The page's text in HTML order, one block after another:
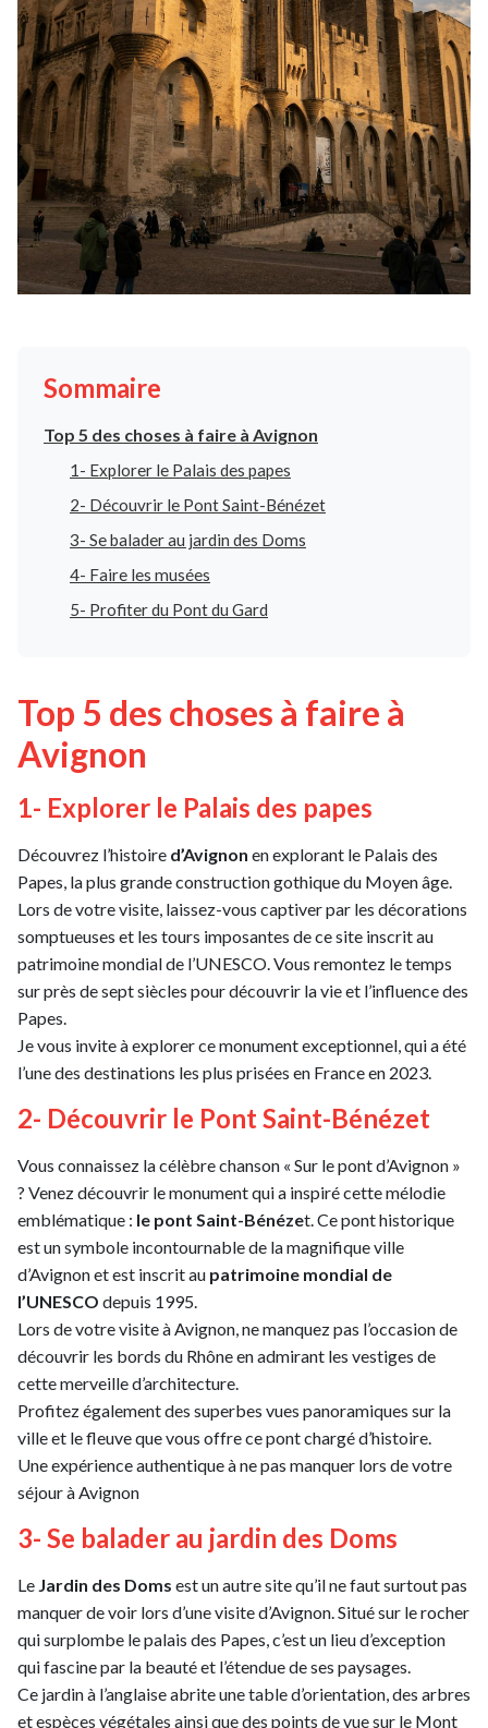
Sommaire
Top 5 des choses à faire à Avignon
1- Explorer le Palais des papes
2- Découvrir le Pont Saint-Bénézet
3- Se balader au jardin des Doms
4- Faire les musées
5- Profiter du Pont du Gard
Top 5 des choses à faire à
Avignon
1- Explorer le Palais des papes
Découvrez l’histoire d’Avignon en explorant le Palais des
Papes, la plus grande construction gothique du Moyen âge.
Lors de votre visite, laissez-vous captiver par les décorations
somptueuses et les tours imposantes de ce site inscrit au
patrimoine mondial de l’UNESCO. Vous remontez le temps
sur près de sept siècles pour découvrir la vie et l’influence des
Papes.
Je vous invite à explorer ce monument exceptionnel, qui a été
l’une des destinations les plus prisées en France en 2023.
2- Découvrir le Pont Saint-Bénézet
Vous connaissez la célèbre chanson « Sur le pont d’Avignon »
? Venez découvrir le monument qui a inspiré cette mélodie
emblématique : le pont Saint-Bénézet. Ce pont historique
est un symbole incontournable de la magnifique ville
d’Avignon et est inscrit au patrimoine mondial de
l’UNESCO depuis 1995.
Lors de votre visite à Avignon, ne manquez pas l’occasion de
découvrir les bords du Rhône en admirant les vestiges de
cette merveille d’architecture.
Profitez également des superbes vues panoramiques sur la
ville et le fleuve que vous offre ce pont chargé d’histoire.
Une expérience authentique à ne pas manquer lors de votre
séjour à Avignon
3- Se balader au jardin des Doms
Le Jardin des Doms est un autre site qu’il ne faut surtout pas
manquer de voir lors d’une visite d’Avignon. Situé sur le rocher
qui surplombe le palais des Papes, c’est un lieu d’exception
qui fascine par la beauté et l’étendue de ses paysages.
Ce jardin à l’anglaise abrite une table d’orientation, des arbres
et espèces végétales ainsi que des points de vue sur le Mont